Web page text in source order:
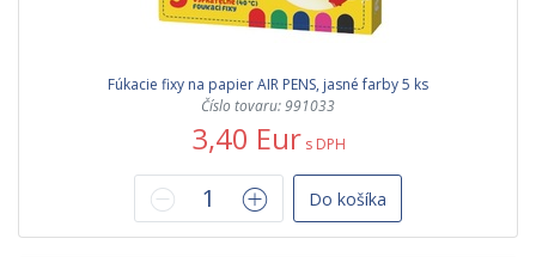
Fúkacie fixy na papier AIR PENS, jasné farby 5 ks
Číslo tovaru: 991033
3,40 Eur s DPH
Do košíka